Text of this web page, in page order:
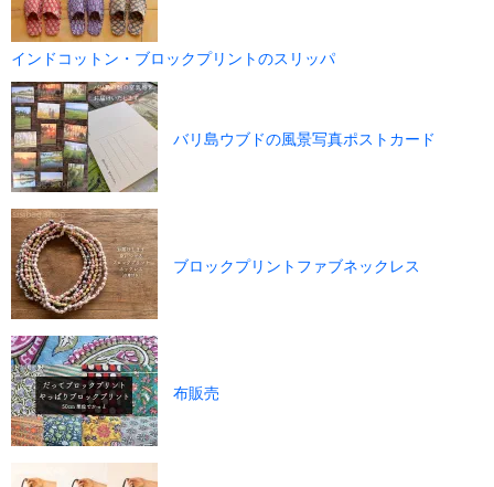
インドコットン・ブロックプリントのスリッパ
バリ島ウブドの風景写真ポストカード
ブロックプリントファブネックレス
布販売